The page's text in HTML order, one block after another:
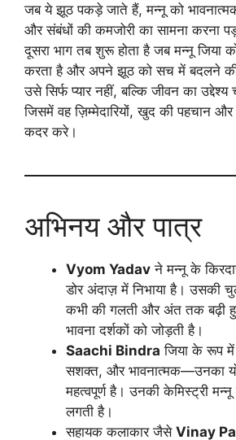
जब ये झूठ पकड़े जाते हैं, मन्नू को
और संबंधों की कमजोरी का सामना करना
दूसरा भाग तब शुरू होता है जब मन्नू जिया
करता है और अपने झूठ को सच में बदलने
उसे सिर्फ प्यार नहीं, बल्कि जीवन का
जिसमें वह ज़िम्मेदारियों, खुद की पहचान
कदर करे।
अभिनय और पात्र
Vyom Yadav ने मन्नू के
डोर अंदाज़ में निभाया है। उसकी
कभी की गलती और अंत तक बढ़ी हुई
भावना दर्शकों को जोड़ती है।
Saachi Bindra जिया के रूप में
सशक्त, और भावनात्मक—उनका
महत्वपूर्ण है। उनकी केमिस्ट्री
लगती है।
सहायक कलाकार जैसे Vinay